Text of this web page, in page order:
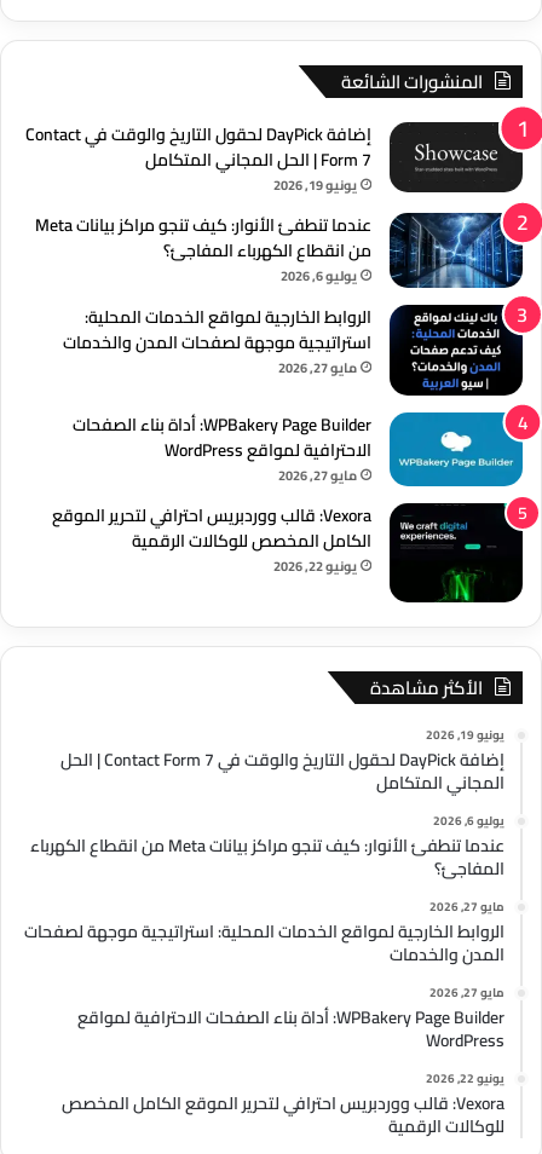
المنشورات الشائعة
إضافة DayPick لحقول التاريخ والوقت في Contact
Form 7 | الحل المجاني المتكامل
يونيو 19, 2026
عندما تنطفئ الأنوار: كيف تنجو مراكز بيانات Meta
من انقطاع الكهرباء المفاجئ؟
يوليو 6, 2026
الروابط الخارجية لمواقع الخدمات المحلية:
استراتيجية موجهة لصفحات المدن والخدمات
مايو 27, 2026
WPBakery Page Builder: أداة بناء الصفحات
الاحترافية لمواقع WordPress
مايو 27, 2026
Vexora: قالب ووردبريس احترافي لتحرير الموقع
الكامل المخصص للوكالات الرقمية
يونيو 22, 2026
الأكثر مشاهدة
يونيو 19, 2026
إضافة DayPick لحقول التاريخ والوقت في Contact Form 7 | الحل
المجاني المتكامل
يوليو 6, 2026
عندما تنطفئ الأنوار: كيف تنجو مراكز بيانات Meta من انقطاع الكهرباء
المفاجئ؟
مايو 27, 2026
الروابط الخارجية لمواقع الخدمات المحلية: استراتيجية موجهة لصفحات
المدن والخدمات
مايو 27, 2026
WPBakery Page Builder: أداة بناء الصفحات الاحترافية لمواقع
WordPress
يونيو 22, 2026
Vexora: قالب ووردبريس احترافي لتحرير الموقع الكامل المخصص
للوكالات الرقمية